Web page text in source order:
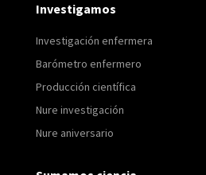
Investigamos
Investigación enfermera
Barómetro enfermero
Producción científica
Nure investigación
Nure aniversario